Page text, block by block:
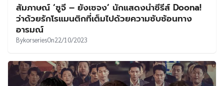
สัมภาษณ์ ‘ซูจี – ยังเซจง’ นักแสดงนำซีรีส์ Doona!
ว่าด้วยรักโรแมนติกที่เต็มไปด้วยความซับซ้อนทาง
อารมณ์
BykorseriesOn22/10/2023